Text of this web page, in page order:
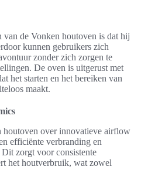
van de Vonken houtoven is dat hij
kunnen gebruikers zich
zonder zich zorgen te
De oven is uitgerust met
het starten en het bereiken van
maakt.
houtoven over innovatieve airflow
efficiënte verbranding en
zorgt voor consistente
het houtverbruik, wat zowel